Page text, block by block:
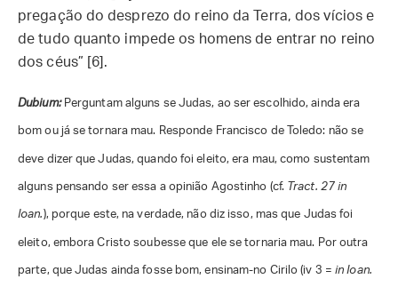
pregação do desprezo do reino da Terra, dos vícios e
de tudo quanto impede os homens de entrar no reino
dos céus” [6].
Dubium:Perguntam alguns se Judas, ao ser escolhido, ainda era
bom ou já se tornara mau. Responde Francisco de Toledo: não se
deve dizer que Judas, quando foi eleito, era mau, como sustentam
alguns pensando ser essa a opinião Agostinho (cf. Tract. 27 in
Ioan.), porque este, na verdade, não diz isso, mas que Judas foi
eleito, embora Cristo soubesse que ele se tornaria mau. Por outra
parte, que Judas ainda fosse bom, ensinam-no Cirilo (iv 3 =in Ioan.